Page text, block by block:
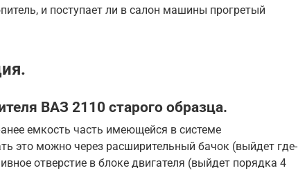
и поступает ли в салон машины прогретый
ВАЗ 2110 старого образца.
емкость часть имеющейся в системе
это можно через расширительный бачок (выйдет где-
отверстие в блоке двигателя (выйдет порядка 4